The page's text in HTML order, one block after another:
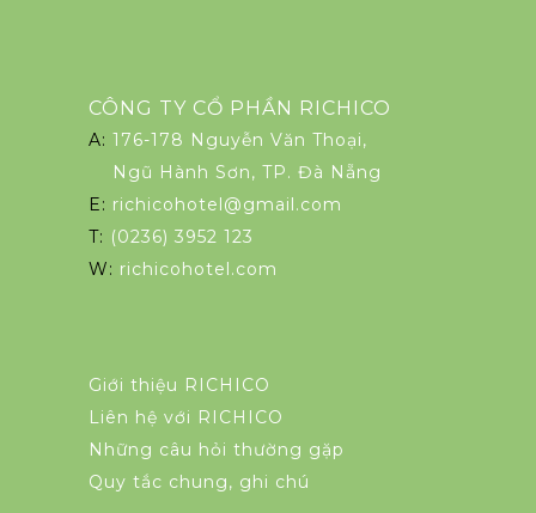
CÔNG TY CỔ PHẦN RICHICO
A: 176-178 Nguyễn Văn Thoại,
Ngũ Hành Sơn, TP. Đà Nẵng
E: richicohotel@gmail.com
T: (0236) 3952 123
W: richicohotel.com
Giới thiệu RICHICO
Liên hệ với RICHICO
Những câu hỏi thường gặp
Quy tắc chung, ghi chú